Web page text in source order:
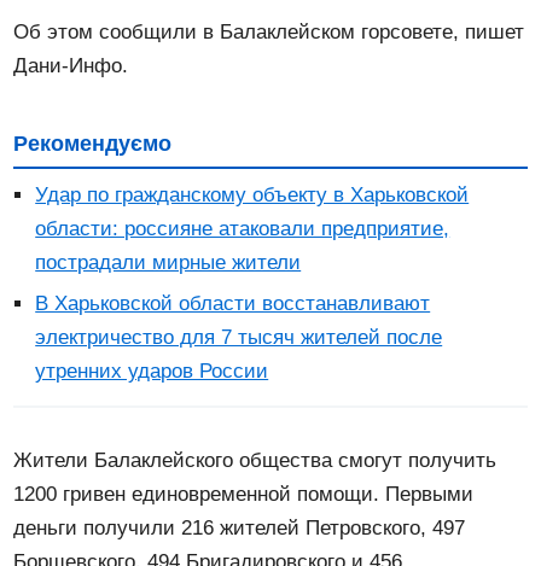
Об этом сообщили в Балаклейском горсовете, пишет
Дани-Инфо.
Рекомендуємо
Удар по гражданскому объекту в Харьковской
области: россияне атаковали предприятие,
пострадали мирные жители
В Харьковской области восстанавливают
электричество для 7 тысяч жителей после
утренних ударов России
Жители Балаклейского общества смогут получить
1200 гривен единовременной помощи. Первыми
деньги получили 216 жителей Петровского, 497